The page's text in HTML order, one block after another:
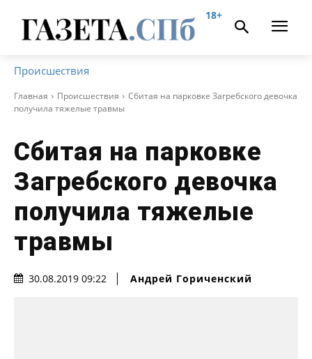
18+
Происшествия
Главная Происшествия
Сбитая на парковке Загребского девочка
получила тяжелые травмы
Сбитая на парковке
Загребского девочка
получила тяжелые
травмы
30.08.2019 09:22 Андрей Гориченcкий